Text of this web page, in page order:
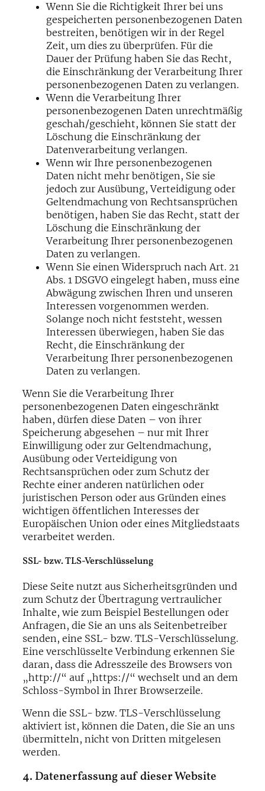
Wenn Sie die Richtigkeit Ihrer bei uns
gespeicherten personenbezogenen Daten
bestreiten, benötigen wir in der Regel
Zeit, um dies zu überprüfen. Für die
Dauer der Prüfung haben Sie das Recht,
die Einschränkung der Verarbeitung Ihrer
personenbezogenen Daten zu verlangen.
Wenn die Verarbeitung Ihrer
personenbezogenen Daten unrechtmäßig
geschah/geschieht, können Sie statt der
Löschung die Einschränkung der
Datenverarbeitung verlangen.
Wenn wir Ihre personenbezogenen
Daten nicht mehr benötigen, Sie sie
jedoch zur Ausübung, Verteidigung oder
Geltendmachung von Rechtsansprüchen
benötigen, haben Sie das Recht, statt der
Löschung die Einschränkung der
Verarbeitung Ihrer personenbezogenen
Daten zu verlangen.
Wenn Sie einen Widerspruch nach Art. 21
Abs. 1 DSGVO eingelegt haben, muss eine
Abwägung zwischen Ihren und unseren
Interessen vorgenommen werden.
Solange noch nicht feststeht, wessen
Interessen überwiegen, haben Sie das
Recht, die Einschränkung der
Verarbeitung Ihrer personenbezogenen
Daten zu verlangen.
Wenn Sie die Verarbeitung Ihrer
personenbezogenen Daten eingeschränkt
haben, dürfen diese Daten – von ihrer
Speicherung abgesehen – nur mit Ihrer
Einwilligung oder zur Geltendmachung,
Ausübung oder Verteidigung von
Rechtsansprüchen oder zum Schutz der
Rechte einer anderen natürlichen oder
juristischen Person oder aus Gründen eines
wichtigen öffentlichen Interesses der
Europäischen Union oder eines Mitgliedstaats
verarbeitet werden.
SSL- bzw. TLS-Verschlüsselung
Diese Seite nutzt aus Sicherheitsgründen und
zum Schutz der Übertragung vertraulicher
Inhalte, wie zum Beispiel Bestellungen oder
Anfragen, die Sie an uns als Seitenbetreiber
senden, eine SSL- bzw. TLS-Verschlüsselung.
Eine verschlüsselte Verbindung erkennen Sie
daran, dass die Adresszeile des Browsers von
„http://“ auf „https://“ wechselt und an dem
Schloss-Symbol in Ihrer Browserzeile.
Wenn die SSL- bzw. TLS-Verschlüsselung
aktiviert ist, können die Daten, die Sie an uns
übermitteln, nicht von Dritten mitgelesen
werden.
4. Datenerfassung auf dieser Website